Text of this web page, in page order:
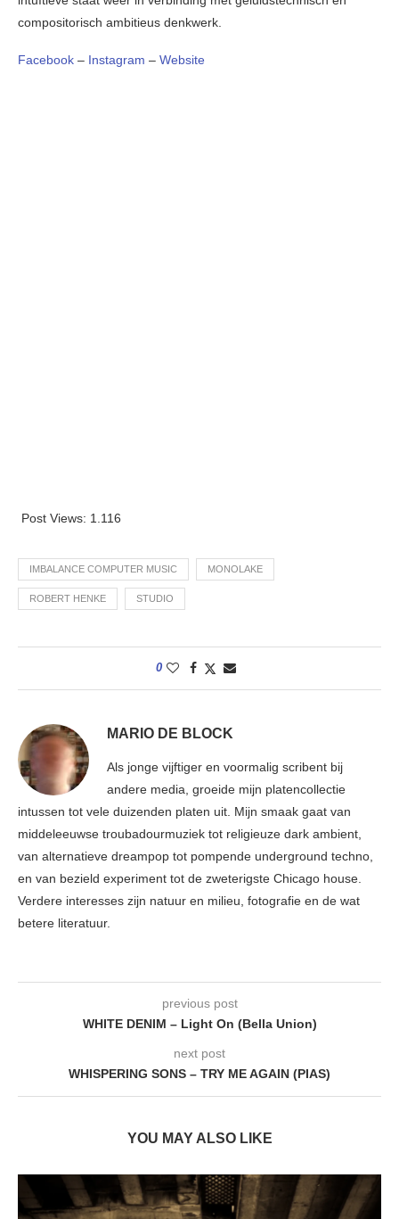
compositorisch ambitieus denkwerk.
Facebook – Instagram – Website
Post Views: 1.116
IMBALANCE COMPUTER MUSIC MONOLAKE
ROBERT HENKE STUDIO
0
MARIO DE BLOCK
Als jonge vijftiger en voormalig scribent bij
andere media, groeide mijn platencollectie
intussen tot vele duizenden platen uit. Mijn smaak gaat van
middeleeuwse troubadourmuziek tot religieuze dark ambient,
van alternatieve dreampop tot pompende underground techno,
en van bezield experiment tot de zweterigste Chicago house.
Verdere interesses zijn natuur en milieu, fotografie en de wat
betere literatuur.
previous post
WHITE DENIM – Light On (Bella Union)
next post
WHISPERING SONS – TRY ME AGAIN (PIAS)
YOU MAY ALSO LIKE